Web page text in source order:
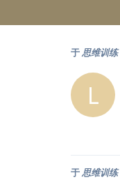
于思维训
L
于思维训